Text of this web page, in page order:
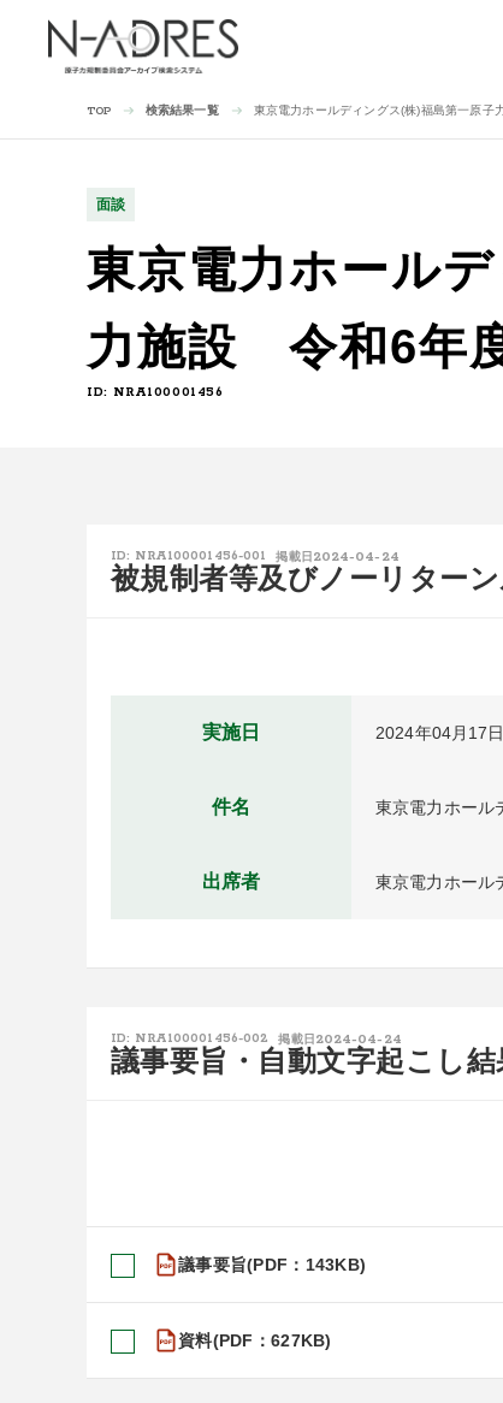
TOP 検索結果一覧 東京電力ホールディングス(株)福島第一原
面談
東京電力ホール
力施設 令和6年
ID: NRA100001456
ID: NRA100001456-001 掲載日 2024-04-24
被規制者等及びノーリター
実施日 2024年04月17日
件名 東京電力ホール
出席者 東京電力ホール
ID: NRA100001456-002 掲載日 2024-04-24
議事要旨・自動文字起こし結
議事要旨(PDF：143KB)
資料(PDF：627KB)